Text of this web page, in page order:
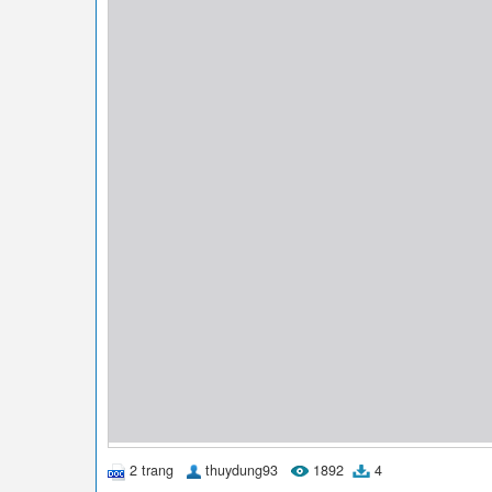
2 trang thuydung93 1892 4